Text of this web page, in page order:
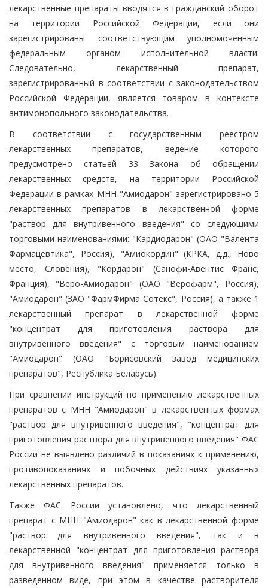
лекарственные препараты вводятся в гражданский оборот
на территории Российской Федерации, если они
зарегистрированы соответствующим уполномоченным
федеральным органом исполнительной власти.
Следовательно, лекарственный препарат,
зарегистрированный в соответствии с законодательством
Российской Федерации, является товаром в контексте
антимонопольного законодательства.
В соответствии с государственным реестром
лекарственных препаратов, ведение которого
предусмотрено статьей 33 Закона об обращении
лекарственных средств, на территории Российской
Федерации в рамках МНН "Амиодарон" зарегистрировано 5
лекарственных препаратов в лекарственной форме
"раствор для внутривенного введения" со следующими
торговыми наименованиями: "Кардиодарон" (ОАО "Валента
Фармацевтика", Россия), "Амиокордин" (КРКА, д.д., Ново
место, Словения), "Кордарон" (Санофи-Авентис Франс,
Франция), "Веро-Амиодарон" (ОАО "Верофарм", Россия),
"Амиодарон" (ЗАО "ФармФирма Сотекс", Россия), а также 1
лекарственный препарат в лекарственной форме
"концентрат для приготовления раствора для
внутривенного введения" с торговым наименованием
"Амиодарон" (ОАО "Борисовский завод медицинских
препаратов", Республика Беларусь).
При сравнении инструкций по применению лекарственных
препаратов с МНН "Амиодарон" в лекарственных формах
"раствор для внутривенного введения", "концентрат для
приготовления раствора для внутривенного введения" ФАС
России не выявлено различий в показаниях к применению,
противопоказаниях и побочных действиях указанных
лекарственных препаратов.
Также ФАС России установлено, что лекарственный
препарат с МНН "Амиодарон" как в лекарственной форме
"раствор для внутривенного введения", так и в
лекарственной "концентрат для приготовления раствора
для внутривенного введения" применяется только в
разведенном виде, при этом в качестве растворителя